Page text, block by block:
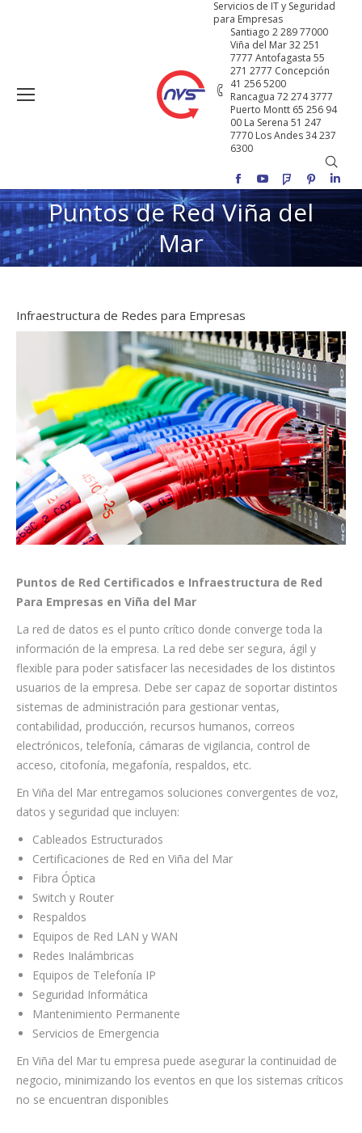
Servicios de IT y Seguridad
para Empresas
Santiago 2 289 77000
Viña del Mar 32 251
7777 Antofagasta 55
271 2777 Concepción
41 256 5200
Rancagua 72 274 3777
Puerto Montt 65 256 94
00 La Serena 51 247
7770 Los Andes 34 237
6300
Buscar:
Facebook
YouTubeFoursquare
Pinterest
Puntos de Red Viña del
Mar
Estás aquí:
Infraestructura de Redes para Empresas
Puntos de Red Certificados e Infraestructura de Red
Para Empresas en Viña del Mar
La red de datos es el punto crítico donde converge toda la
información de la empresa. La red debe ser segura, ágil y
flexible para poder satisfacer las necesidades de los distintos
usuarios de la empresa. Debe ser capaz de soportar distintos
sistemas de administración para gestionar ventas,
contabilidad, producción, recursos humanos, correos
electrónicos, telefonía, cámaras de vigilancia, control de
acceso, citofonía, megafonía, respaldos, etc.
En Viña del Mar entregamos soluciones convergentes de voz,
datos y seguridad que incluyen:
Cableados Estructurados
Certificaciones de Red en Viña del Mar
Fibra Óptica
Switch y Router
Respaldos
Equipos de Red LAN y WAN
Redes Inalámbricas
Equipos de Telefonía IP
Seguridad Informática
Mantenimiento Permanente
Servicios de Emergencia
En Viña del Mar tu empresa puede asegurar la continuidad de
negocio, minimizando los eventos en que los sistemas críticos
no se encuentran disponibles